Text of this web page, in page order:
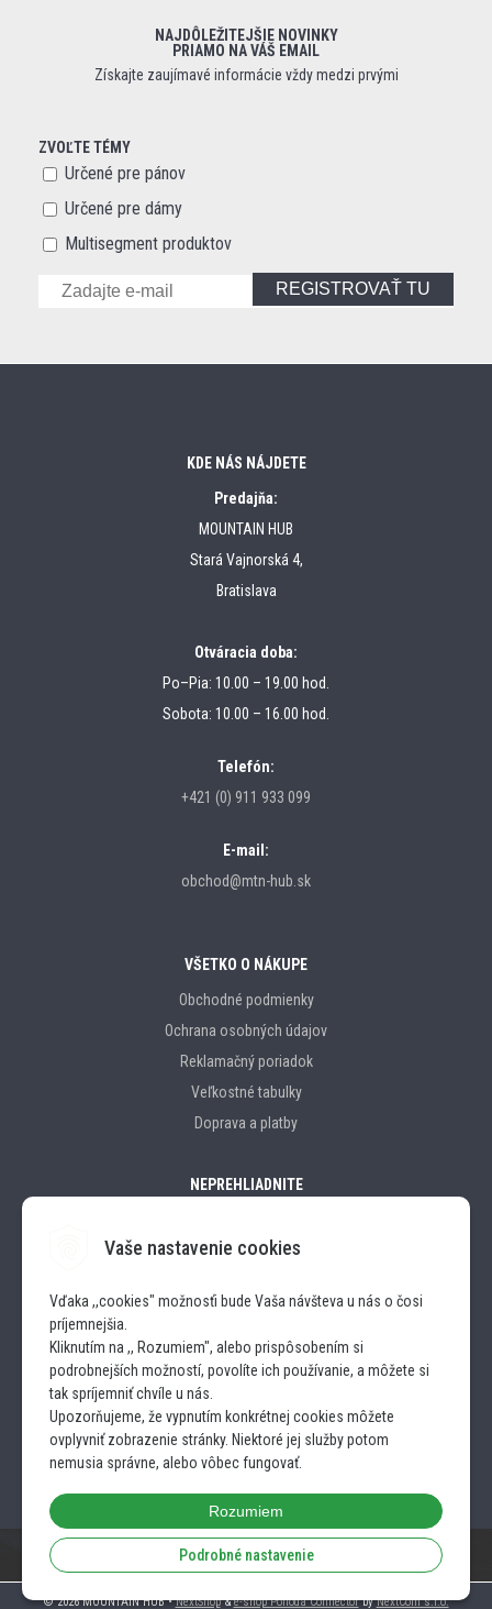
Vaše nastavenie cookies
Vďaka ,,cookies" možnosťi bude Vaša návšteva u nás o čosi
príjemnejšia.
Kliknutím na ,, Rozumiem", alebo prispôsobením si
podrobnejších možností, povolíte ich používanie, a môžete si
tak spríjemniť chvíle u nás.
Upozorňujeme, že vypnutím konkrétnej cookies môžete
ovplyvniť zobrazenie stránky. Niektoré jej služby potom
nemusia správne, alebo vôbec fungovať.
Rozumiem
Podrobné nastavenie
NAJDÔLEŽITEJŠIE NOVINKY
PRIAMO NA VÁŠ EMAIL
Získajte zaujímavé informácie vždy medzi prvými
ZVOĽTE TÉMY
Určené pre pánov
Určené pre dámy
Multisegment produktov
REGISTROVAŤ TU
KDE NÁS NÁJDETE
Predajňa:
MOUNTAIN HUB
Stará Vajnorská 4,
Bratislava
Otváracia doba:
Po–Pia: 10.00 – 19.00 hod.
Sobota: 10.00 – 16.00 hod.
Telefón:
+421 (0) 911 933 099
E-mail:
obchod@mtn-hub.sk
VŠETKO O NÁKUPE
Obchodné podmienky
Ochrana osobných údajov
Reklamačný poriadok
Veľkostné tabulky
Doprava a platby
NEPREHLIADNITE
INSTAGRAM
FACEBOOK
© 2026 MOUNTAIN HUB •NextShop&e-shop Pohoda ConnectorbyNextCom s.r.o.